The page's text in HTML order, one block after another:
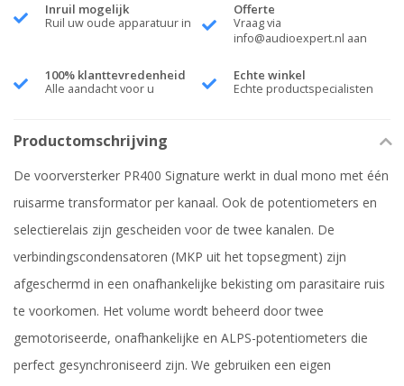
Inruil mogelijk
Ruil uw oude apparatuur in
Offerte
Vraag via
info@audioexpert.nl aan
100% klanttevredenheid
Alle aandacht voor u
Echte winkel
Echte productspecialisten
Productomschrijving
De voorversterker PR400 Signature werkt in dual mono met één
ruisarme transformator per kanaal. Ook de potentiometers en
selectierelais zijn gescheiden voor de twee kanalen. De
verbindingscondensatoren (MKP uit het topsegment) zijn
afgeschermd in een onafhankelijke bekisting om parasitaire ruis
te voorkomen. Het volume wordt beheerd door twee
gemotoriseerde, onafhankelijke en ALPS-potentiometers die
perfect gesynchroniseerd zijn. We gebruiken een eigen